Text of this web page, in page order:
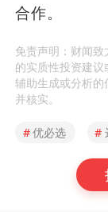
合作。
免责声明：财闻
的实质性投资建
辅助生成或分析
并核实。
#优必选 #